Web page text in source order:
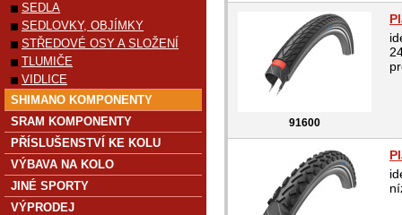
91600
SEDLA
SEDLOVKY, OBJÍMKY
STŘEDOVÉ OSY A SLOŽENÍ
TLUMIČE
VIDLICE
SHIMANO KOMPONENTY
SRAM KOMPONENTY
PŘÍSLUŠENSTVÍ KE KOLU
VÝBAVA NA KOLO
JINÉ SPORTY
VÝPRODEJ